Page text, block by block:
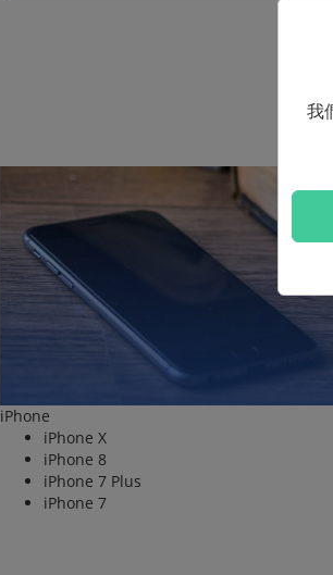
iPhone
iPhone X
iPhone 8
iPhone 7 Plus
iPhone 7
我